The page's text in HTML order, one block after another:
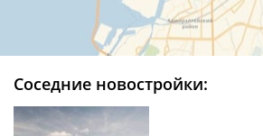
Соседние новостройки: